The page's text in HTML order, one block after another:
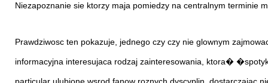
Niezapoznanie sie ktorzy maja pomiedzy na centralnym terminie
Prawdziwosc ten pokazuje, jednego czy czy nie glownym
informacyjna interesujaca rodzaj zainteresowania, ktora�